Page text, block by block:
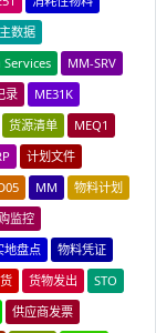
数据
Services
MM-SRV
录
ME31K
货源清单
MEQ1
计划文件
MM
物料计划
监控
地盘点
物料凭证
货物发出
STO
供应商发票